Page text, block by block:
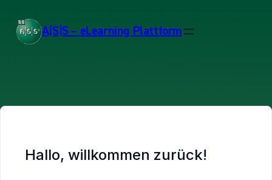
A|S|S – eLearning Plattform
Hallo, willkommen zurück!